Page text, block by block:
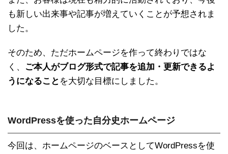
も新しい出来事や記事が増えていくことが予想されま
した。
そのため、ただホームページを作って終わりではな
く、
ご本人がブログ形式で記事を追加・更新できるよ
うになること を大切な目標にしました。
WordPressを使った自分史ホームページ
今回は、ホームページのベースとしてWordPressを使